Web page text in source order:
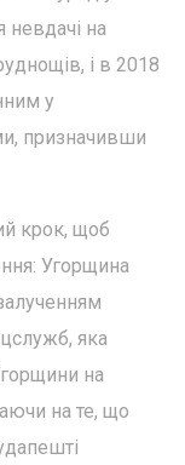
невдачі на
і в 2018
у
призначивши
крок, щоб
Угорщина
яка
на
на те, що